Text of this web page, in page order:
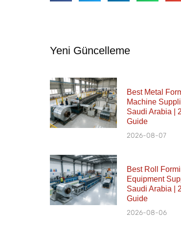
Yeni Güncelleme
Best Metal
Machine
Saudi Arabia |
Guide
2026-08-07
Best Roll
Equipment
Saudi Arabia |
Guide
2026-08-06